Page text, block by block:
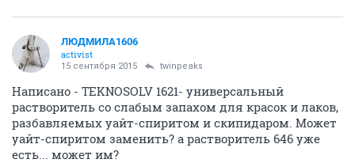
ЛЮДМИЛА1606
activist
15 сентября 2015 twinpeaks
Написано - TEKNOSOLV 1621- универсальный
растворитель со слабым запахом для красок и лаков,
разбавляемых уайт-спиритом и скипидаром. Может
уайт-спиритом заменить? а растворитель 646 уже
есть... может им?